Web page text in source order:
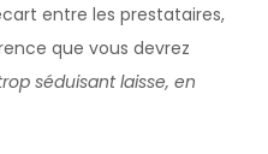
entre les prestataires,
que vous devrez
séduisant laisse, en